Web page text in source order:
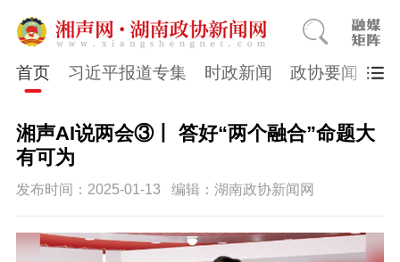
首页 习近平报道专集 时政新闻 政协要闻 市
湘声AI说两会③丨 答好“两个融合”命题大
有可为
发布时间：2025-01-13 编辑：湖南政协新闻网